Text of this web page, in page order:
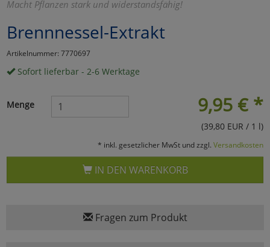
Macht Pflanzen stark und widerstandsfähig!
Brennnessel-Extrakt
Artikelnummer: 7770697
Sofort lieferbar - 2-6 Werktage
9,95 € *
Menge
(39,80 EUR / 1 l)
* inkl. gesetzlicher MwSt und zzgl. Versandkosten
IN DEN WARENKORB
Fragen zum Produkt
Umfragetools
Cookies
zurückzu Haupptseite